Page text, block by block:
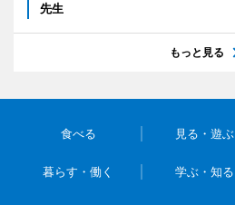
先生
もっと見る
食べる 見る・遊ぶ
暮らす・働く 学ぶ・知る